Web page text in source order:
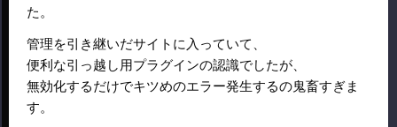
た。
管理を引き継いだサイトに入っていて、
便利な引っ越し用プラグインの認識でしたが、
無効化するだけでキツめのエラー発生するの鬼畜すぎま
す。